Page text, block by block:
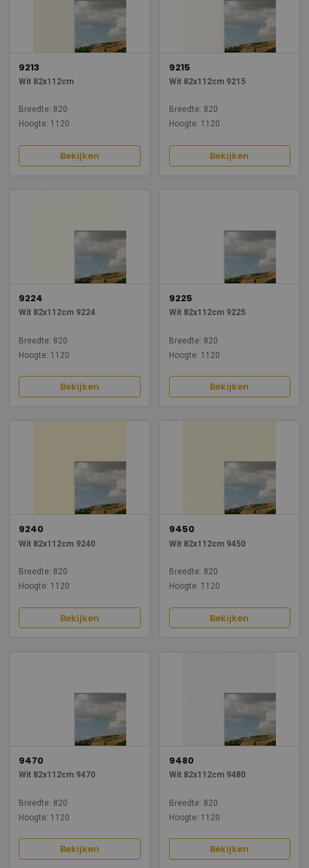
9213
Wit 82x112cm
Breedte: 820
Hoogte: 1120
Bekijken
9215
Wit 82x112cm 9215
Breedte: 820
Hoogte: 1120
Bekijken
9224
Wit 82x112cm 9224
Breedte: 820
Hoogte: 1120
Bekijken
9225
Wit 82x112cm 9225
Breedte: 820
Hoogte: 1120
Bekijken
9240
Wit 82x112cm 9240
Breedte: 820
Hoogte: 1120
Bekijken
9450
Wit 82x112cm 9450
Breedte: 820
Hoogte: 1120
Bekijken
9470
Wit 82x112cm 9470
Breedte: 820
Hoogte: 1120
Bekijken
9480
Wit 82x112cm 9480
Breedte: 820
Hoogte: 1120
Bekijken